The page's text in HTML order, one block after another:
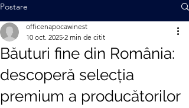
Postare
Băuturi fine din România:
descoperă selecția
premium a producătorilor
officenapocawinest
10 oct. 2025 2 min de citit